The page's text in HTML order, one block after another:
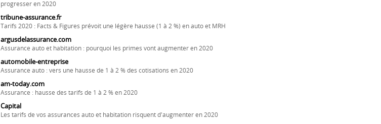
progresser en 2020
tribune-assurance.fr
Tarifs 2020 : Facts & Figures prévoit une légère hausse (1 à 2 %) en auto et MRH
argusdelassurance.com
Assurance auto et habitation : pourquoi les primes vont augmenter en 2020
automobile-entreprise
Assurance auto : vers une hausse de 1 à 2 % des cotisations en 2020
am-today.com
Assurance : hausse des tarifs de 1 à 2 % en 2020
Capital
Les tarifs de vos assurances auto et habitation risquent d'augmenter en 2020